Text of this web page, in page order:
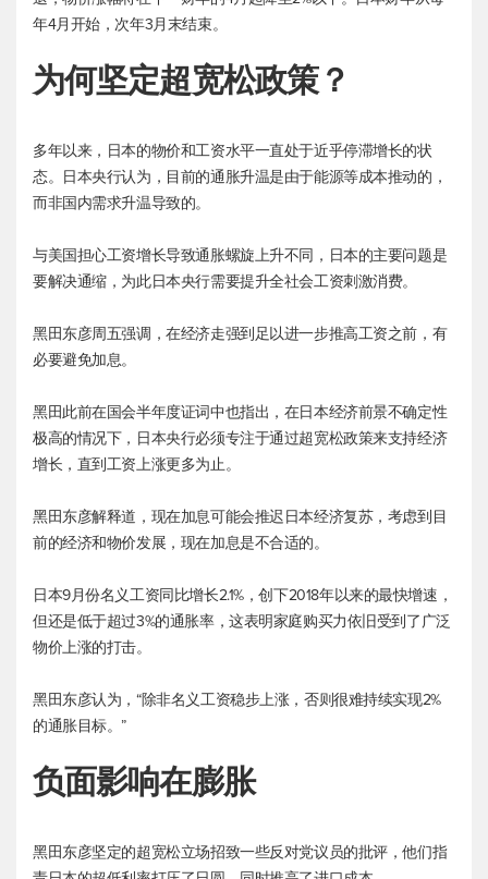
年4月开始，次年3月末结束。
为何坚定超宽松政策？
多年以来，日本的物价和工资水平一直处于近乎停滞增长的状
态。日本央行认为，目前的通胀升温是由于能源等成本推动的，
而非国内需求升温导致的。
与美国担心工资增长导致通胀螺旋上升不同，日本的主要问题是
要解决通缩，为此日本央行需要提升全社会工资刺激消费。
黑田东彦周五强调，在经济走强到足以进一步推高工资之前，有
必要避免加息。
黑田此前在国会半年度证词中也指出，在日本经济前景不确定性
极高的情况下，日本央行必须专注于通过超宽松政策来支持经济
增长，直到工资上涨更多为止。
黑田东彦解释道，现在加息可能会推迟日本经济复苏，考虑到目
前的经济和物价发展，现在加息是不合适的。
日本9月份名义工资同比增长2.1%，创下2018年以来的最快增速，
但还是低于超过3%的通胀率，这表明家庭购买力依旧受到了广泛
物价上涨的打击。
黑田东彦认为，“除非名义工资稳步上涨，否则很难持续实现2%
的通胀目标。”
负面影响在膨胀
黑田东彦坚定的超宽松立场招致一些反对党议员的批评，他们指